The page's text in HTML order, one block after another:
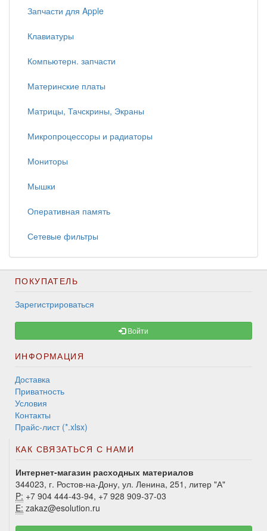
Запчасти для Apple
Клавиатуры
Компьютерн. запчасти
Материнские платы
Матрицы, Тачскрины, Экраны
Микропроцессоры и радиаторы
Мониторы
Мышки
Оперативная память
Сетевые фильтры
ПОКУПАТЕЛЬ
Зарегистрироваться
Войти
ИНФОРМАЦИЯ
Доставка
Приватность
Условия
Контакты
Прайс-лист (*.xlsx)
КАК СВЯЗАТЬСЯ С НАМИ
Интернет-магазин расходных материалов
344023, г. Ростов-на-Дону, ул. Ленина, 251, литер "А"
P: +7 904 444-43-94, +7 928 909-37-03
E: zakaz@esolution.ru